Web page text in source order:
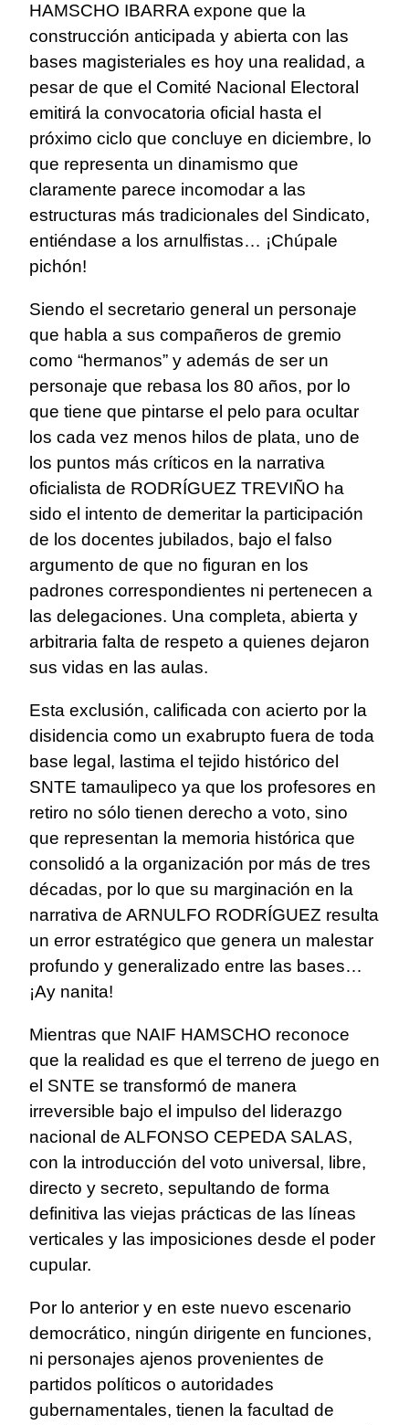
HAMSCHO IBARRA expone que la
construcción anticipada y abierta con las
bases magisteriales es hoy una realidad, a
pesar de que el Comité Nacional Electoral
emitirá la convocatoria oficial hasta el
próximo ciclo que concluye en diciembre, lo
que representa un dinamismo que
claramente parece incomodar a las
estructuras más tradicionales del Sindicato,
entiéndase a los arnulfistas… ¡Chúpale
pichón!
Siendo el secretario general un personaje
que habla a sus compañeros de gremio
como “hermanos” y además de ser un
personaje que rebasa los 80 años, por lo
que tiene que pintarse el pelo para ocultar
los cada vez menos hilos de plata, uno de
los puntos más críticos en la narrativa
oficialista de RODRÍGUEZ TREVIÑO ha
sido el intento de demeritar la participación
de los docentes jubilados, bajo el falso
argumento de que no figuran en los
padrones correspondientes ni pertenecen a
las delegaciones. Una completa, abierta y
arbitraria falta de respeto a quienes dejaron
sus vidas en las aulas.
Esta exclusión, calificada con acierto por la
disidencia como un exabrupto fuera de toda
base legal, lastima el tejido histórico del
SNTE tamaulipeco ya que los profesores en
retiro no sólo tienen derecho a voto, sino
que representan la memoria histórica que
consolidó a la organización por más de tres
décadas, por lo que su marginación en la
narrativa de ARNULFO RODRÍGUEZ resulta
un error estratégico que genera un malestar
profundo y generalizado entre las bases…
¡Ay nanita!
Mientras que NAIF HAMSCHO reconoce
que la realidad es que el terreno de juego en
el SNTE se transformó de manera
irreversible bajo el impulso del liderazgo
nacional de ALFONSO CEPEDA SALAS,
con la introducción del voto universal, libre,
directo y secreto, sepultando de forma
definitiva las viejas prácticas de las líneas
verticales y las imposiciones desde el poder
cupular.
Por lo anterior y en este nuevo escenario
democrático, ningún dirigente en funciones,
ni personajes ajenos provenientes de
partidos políticos o autoridades
gubernamentales, tienen la facultad de